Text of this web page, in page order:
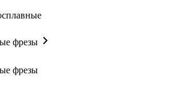
фрезы
фрезы